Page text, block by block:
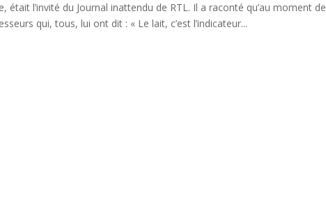
était l’invité du Journal inattendu de RTL. Il a raconté qu’au moment de
qui, tous, lui ont dit : « Le lait, c’est l’indicateur...